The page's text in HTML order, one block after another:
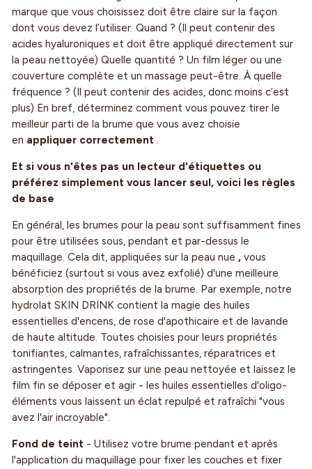
marque que vous choisissez doit être claire sur la façon
dont vous devez l’utiliser. Quand ? (Il peut contenir des
acides hyaluroniques et doit être appliqué directement sur
la peau nettoyée) Quelle quantité ? Un film léger ou une
couverture complète et un massage peut-être. À quelle
fréquence ? (Il peut contenir des acides, donc moins c’est
plus) En bref, déterminez comment vous pouvez tirer le
meilleur parti de la brume que vous avez choisie
en appliquer correctement.
Et si vous n'êtes pas un lecteur d'étiquettes ou
préférez simplement vous lancer seul, voici les règles
de base
En général, les brumes pour la peau sont suffisamment fines
pour être utilisées sous, pendant et par-dessus le
maquillage. Cela dit, appliquées sur la peau nue ,vous
bénéficiez (surtout si vous avez exfolié) d'une meilleure
absorption des propriétés de la brume. Par exemple, notre
hydrolat SKIN DRINK contient la magie des huiles
essentielles d'encens, de rose d'apothicaire et de lavande
de haute altitude. Toutes choisies pour leurs propriétés
tonifiantes, calmantes, rafraîchissantes, réparatrices et
astringentes. Vaporisez sur une peau nettoyée et laissez le
film fin se déposer et agir - les huiles essentielles d'oligo-
éléments vous laissent un éclat repulpé et rafraîchi "vous
avez l'air incroyable".
Fond de teint- Utilisez votre brume pendant et après
l'application du maquillage pour fixer les couches et fixer